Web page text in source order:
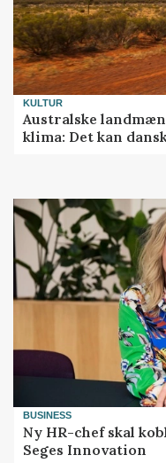
KULTUR
Australske
klima: Det kan
BUSINESS
Ny HR-chef skal
Seges Innovation